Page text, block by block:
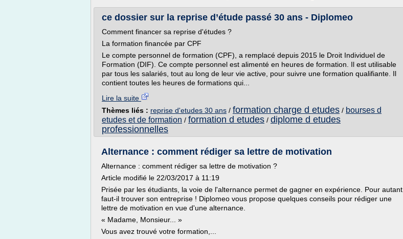
ce dossier sur la reprise d’étude passé 30 ans - Diplomeo
Comment financer sa reprise d'études ?
La formation financée par CPF
Le compte personnel de formation (CPF), a remplacé depuis 2015 le Droit Individuel de
Formation (DIF). Ce compte personnel est alimenté en heures de formation. Il est utilisable
par tous les salariés, tout au long de leur vie active, pour suivre une formation qualifiante. Il
contient toutes les heures de formations qui...
Lire la suite
Thèmes liés : reprise d'etudes 30 ans / formation charge d etudes / bourses d
etudes et de formation / formation d etudes / diplome d etudes
professionnelles
Alternance : comment rédiger sa lettre de motivation
Alternance : comment rédiger sa lettre de motivation ?
Article modifié le 22/03/2017 à 11:19
Prisée par les étudiants, la voie de l'alternance permet de gagner en expérience. Pour autant,
faut-il trouver son entreprise ! Diplomeo vous propose quelques conseils pour rédiger une
lettre de motivation en vue d'une alternance.
« Madame, Monsieur... »
Vous avez trouvé votre formation,...